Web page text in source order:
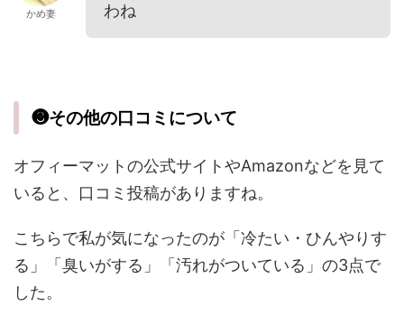
かめ妻
わね
❸その他の口コミについて
オフィーマットの公式サイトやAmazonなどを見て
いると、口コミ投稿がありますね。
こちらで私が気になったのが「冷たい・ひんやりす
る」「臭いがする」「汚れがついている」の3点で
した。